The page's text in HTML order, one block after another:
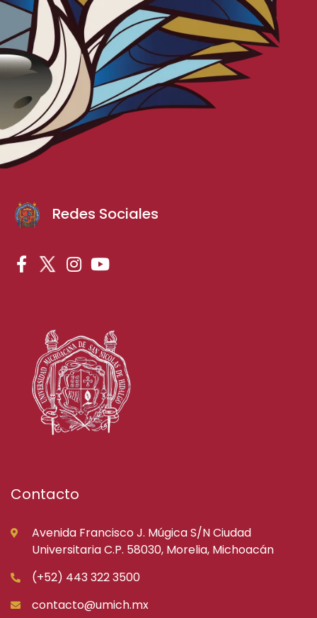
Redes Sociales
Contacto
Avenida Francisco J. Múgica S/N Ciudad
Universitaria C.P. 58030, Morelia, Michoacán
(+52) 443 322 3500
contacto@umich.mx